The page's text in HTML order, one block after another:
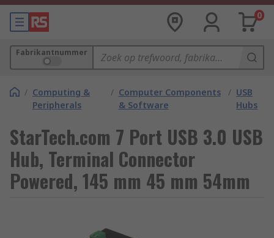
0
Fabrikantnummer
/ Computing &
Peripherals
/ Computer Components
& Software
/ USB
Hubs
StarTech.com 7 Port USB 3.0 USB
Hub, Terminal Connector
Powered, 145 mm 45 mm 54mm